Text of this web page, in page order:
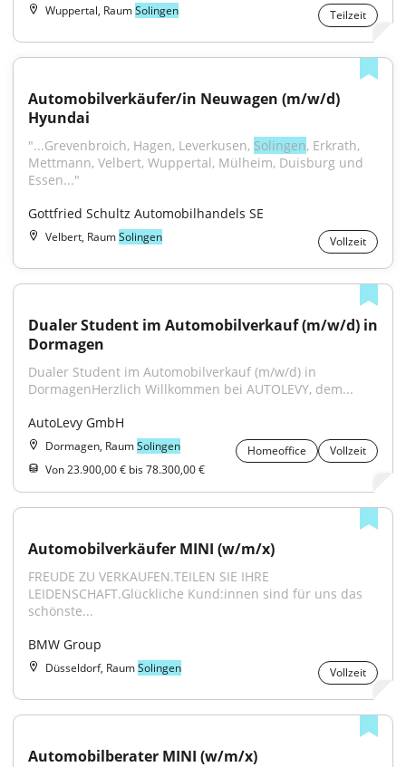
Wuppertal, RaumSolingen Teilzeit
Automobilverkäufer/in Neuwagen (m/w/d)
Hyundai
"...Grevenbroich, Hagen, Leverkusen, Solingen, Erkrath,
Mettmann, Velbert, Wuppertal, Mülheim, Duisburg und
Essen..."
Gottfried Schultz Automobilhandels SE
Velbert, RaumSolingen Vollzeit
Dualer Student im Automobilverkauf (m/w/d) in
Dormagen
Dualer Student im Automobilverkauf (m/w/d) in
DormagenHerzlich Willkommen bei AUTOLEVY, dem...
AutoLevy GmbH
Dormagen, RaumSolingen Homeoffice
Vollzeit
Von 23.900,00 € bis 78.300,00 €
Automobilverkäufer MINI (w/m/x)
FREUDE ZU VERKAUFEN.TEILEN SIE IHRE
LEIDENSCHAFT.Glückliche Kund:innen sind für uns das
schönste...
BMW Group
Düsseldorf, RaumSolingen Vollzeit
Automobilberater MINI (w/m/x)